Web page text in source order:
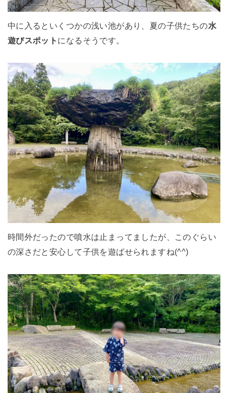
中に入るといくつかの浅い池があり、夏の子供たちの水
遊びスポット になるそうです。
時間外だったので噴水は止まってましたが、このぐらい
の深さだと安心して子供を遊ばせられますね(^^)